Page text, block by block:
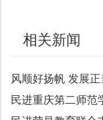
相关新闻
风顺好扬帆 发展正
民进重庆第二师范